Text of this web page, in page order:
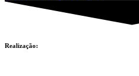
Realização: